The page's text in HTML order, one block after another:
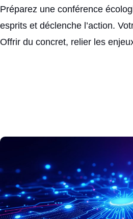
Préparez une conférence
esprits et déclenche l’action.
Offrir du concret, relier les